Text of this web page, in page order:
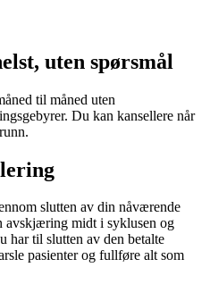
uten spørsmål
til måned uten
Du kan kansellere når
slutten av din nåværende
avskjæring midt i syklusen og
til slutten av den betalte
pasienter og fullføre alt som